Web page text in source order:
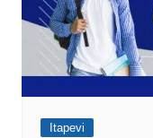
Itapevi